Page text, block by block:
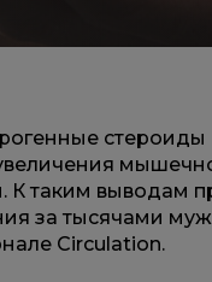
К таким выводам
за тысячами
Circulation.